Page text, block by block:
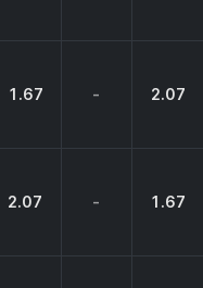
1.67 - 2.07
2.07 - 1.67